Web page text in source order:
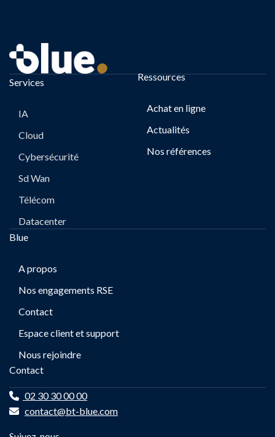
Services
IA
Cloud
Cybersécurité
Sd Wan
Télécom
Datacenter
Ressources
Achat en ligne
Actualités
Nos références
Blue
A propos
Nos engagements RSE
Contact
Espace client et support
Nous rejoindre
Contact
02 30 30 00 00
contact@bt-blue.com